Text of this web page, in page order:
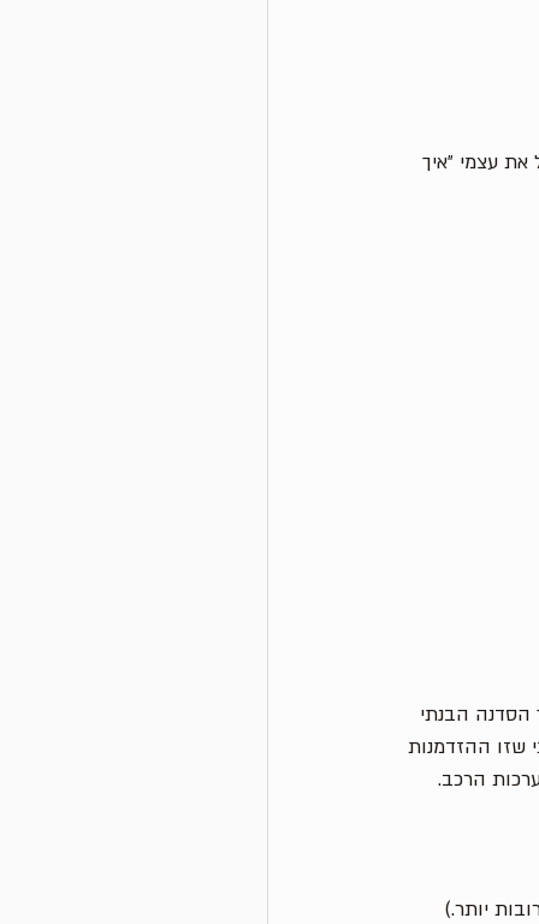
את עצמי ״איך
המזוהם״. שם סקסי ל״טיפול 10,000״. במהלך הסדנה הבנתי
שזו ההזדמנות
הרכב.
יותר.)